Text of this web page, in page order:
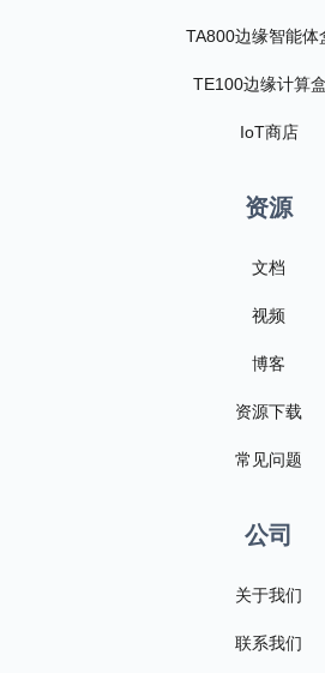
TA800边缘智能体
TE100边缘计算
IoT商店
资源
文档
视频
博客
资源下载
常见问题
公司
关于我们
联系我们